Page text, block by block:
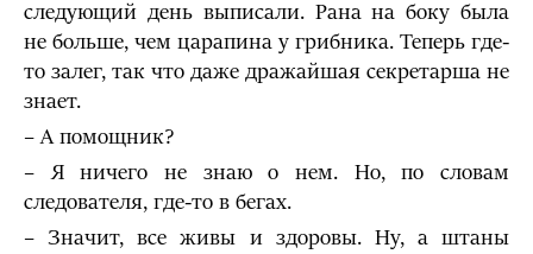
следующий день выпи­сали. Рана на боку была
не больше, чем царапина у грибника. Теперь где-
то залег, так что даже дражайшая секретарша не
знает.
– А помощник?
– Я ничего не знаю о нем. Но, по словам
следователя, где-то в бегах.
– Значит, все живы и здоровы. Ну, а штаны